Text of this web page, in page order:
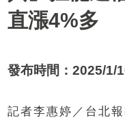
直漲4%多
發布時間：2025/1/
記者李惠婷／台北